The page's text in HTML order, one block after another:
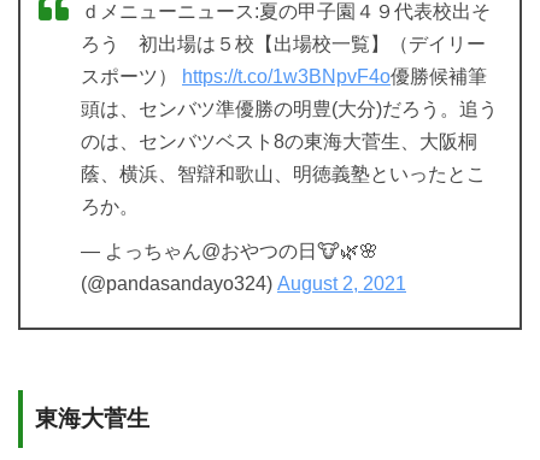
ｄメニューニュース:夏の甲子園４９代表校出そ
ろう 初出場は５校【出場校一覧】（デイリー
スポーツ）
https://t.co/1w3BNpvF4o優勝候補筆
頭は、センバツ準優勝の明豊(大分)だろう。追う
のは、センバツベスト8の東海大菅生、大阪桐
蔭、横浜、智辯和歌山、明徳義塾といったとこ
ろか。
— よっちゃん@おやつの日🐮🌿🌸
(@pandasandayo324) August 2, 2021
東海大菅生